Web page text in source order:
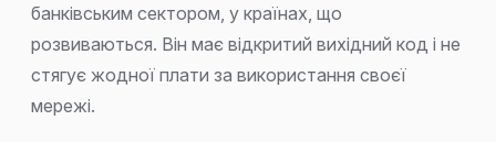
банківським сектором, у країнах, що
розвиваються. Він має відкритий вихідний код і не
стягує жодної плати за використання своєї
мережі.